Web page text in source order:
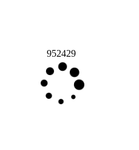
952429